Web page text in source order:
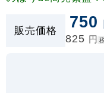
販売価格 750
825 円